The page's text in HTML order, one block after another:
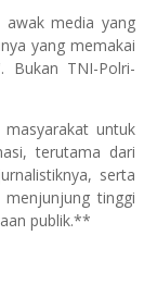
media yang
yang memakai
Bukan TNI-Polri-
untuk
terutama dari
serta
tinggi
publik.**